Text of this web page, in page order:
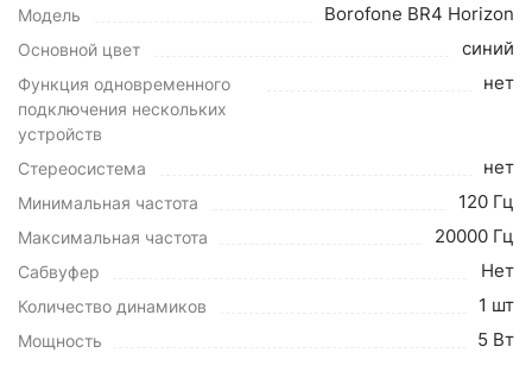
Модель Borofone BR4 Horizon
Основной цвет синий
Функция одновременного
подключения нескольких
устройств
нет
Стереосистема нет
Минимальная частота 120 Гц
Максимальная частота 20000 Гц
Сабвуфер Нет
Количество динамиков 1 шт
Мощность 5 Вт